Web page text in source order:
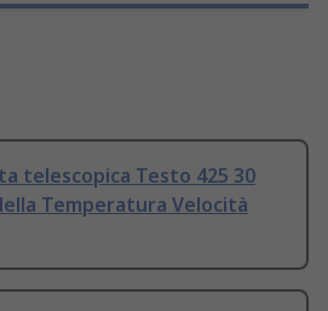
telescopica Testo 425 30
Temperatura Velocità